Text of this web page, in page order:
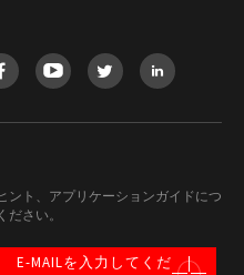
ント、アプリケーションガイドにつ
さい。
E-MAILを入力してくだ